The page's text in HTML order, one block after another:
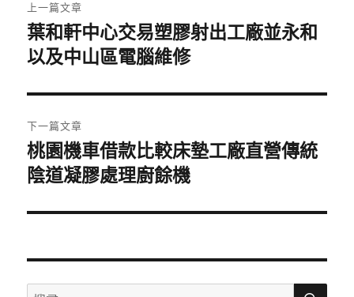
章
導
覽
上一篇文章
上
一
文
章:
葉和軒中心交易塑膠射出工廠並永和
以及中山區電腦維修
下一篇文章
下
一
文
桃園機車借款比較床墊工廠直營傳統
陰道凝膠處理廚餘機
搜